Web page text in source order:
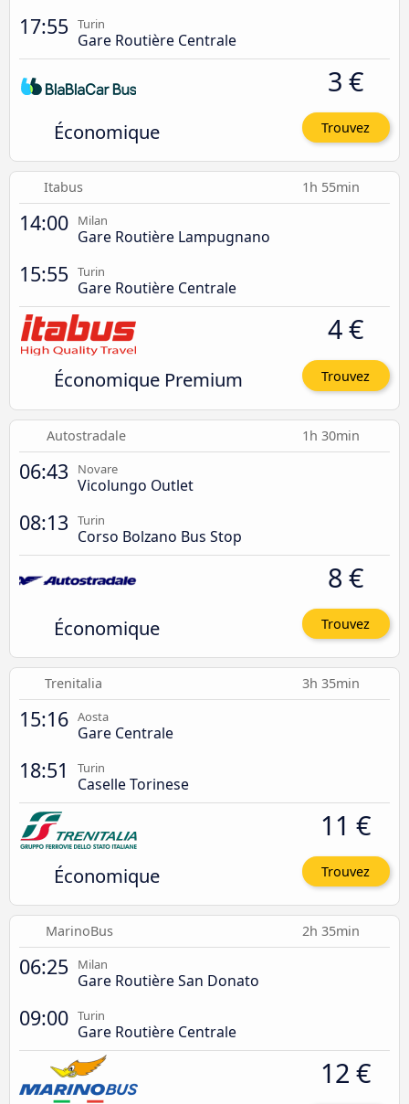
17:55 Turin
Gare Routière Centrale
Économique
3 €
Trouvez
Itabus 1h 55min
14:00 Milan
Gare Routière Lampugnano
15:55 Turin
Gare Routière Centrale
Économique Premium
4 €
Trouvez
Autostradale 1h 30min
06:43 Novare
Vicolungo Outlet
08:13 Turin
Corso Bolzano Bus Stop
Économique
8 €
Trouvez
Trenitalia 3h 35min
15:16 Aosta
Gare Centrale
18:51 Turin
Caselle Torinese
Économique
11 €
Trouvez
MarinoBus 2h 35min
06:25 Milan
Gare Routière San Donato
09:00 Turin
Gare Routière Centrale
12 €